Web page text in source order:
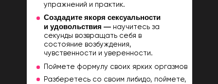
упражнений и практик.
Создадите якоря сексуальности
и удовольствия — научитесь за
секунды возвращать себя в
состояние возбуждения,
чувственности и уверенности.
Поймете формулу своих ярких оргазмов
Разберетесь со своим либидо, поймете,